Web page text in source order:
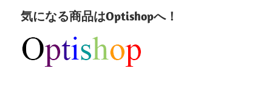
気になる商品はOptishopへ！